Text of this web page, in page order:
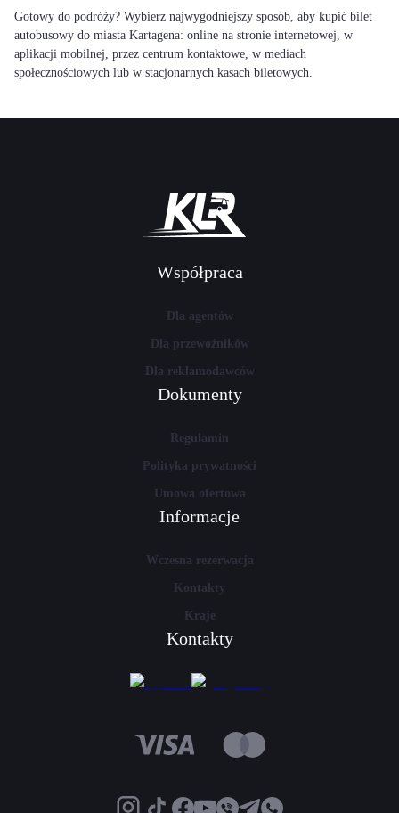
Gotowy do podróży? Wybierz najwygodniejszy sposób, aby kupić bilet
autobusowy do miasta Kartagena: online na stronie internetowej, w
aplikacji mobilnej, przez centrum kontaktowe, w mediach
społecznościowych lub w stacjonarnych kasach biletowych.
Współpraca
Dla agentów
Dla przewoźników
Dla reklamodawców
Dokumenty
Regulamin
Polityka prywatności
Umowa ofertowa
Informacje
Wczesna rezerwacja
Kontakty
Kraje
Kontakty